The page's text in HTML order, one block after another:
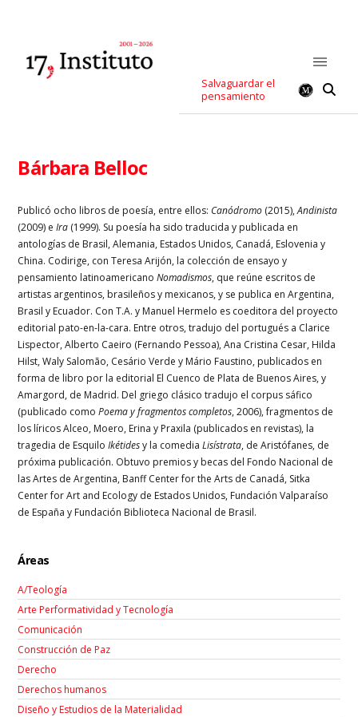
Salvaguardar el
pensamiento
Bárbara Belloc
Publicó ocho libros de poesía, entre ellos: Canódromo (2015),Andinista
(2009) eIra (1999). Su poesía ha sido traducida y publicada en
antologías de Brasil, Alemania, Estados Unidos, Canadá, Eslovenia y
China. Codirige, con Teresa Arijón, la colección de ensayo y
pensamiento latinoamericanoNomadismos, que reúne escritos de
artistas argentinos, brasileños y mexicanos, y se publica en Argentina,
Brasil y Ecuador. Con T.A. y Manuel Hermelo es coeditora del proyecto
editorial pato-en-la-cara. Entre otros, tradujo del portugués a Clarice
Lispector, Alberto Caeiro (Fernando Pessoa), Ana Cristina Cesar, Hilda
Hilst, Waly Salomão, Cesário Verde y Mário Faustino, publicados en
forma de libro por la editorial El Cuenco de Plata de Buenos Aires, y
Amargord, de Madrid. Del griego clásico tradujo el corpus sáfico
(publicado comoPoema y fragmentos completos, 2006), fragmentos de
los líricos Alceo, Moero, Erina y Praxila (publicados en revistas), la
tragedia de EsquiloIkétidesy la comediaLisístrata, de Aristófanes, de
próxima publicación. Obtuvo premios y becas del Fondo Nacional de
las Artes de Argentina, Banff Center for the Arts de Canadá, Sitka
Center for Art and Ecology de Estados Unidos, Fundación Valparaíso
de España y Fundación Biblioteca Nacional de Brasil.
Áreas
A/Teología
Arte Performatividad y Tecnología
Comunicación
Construcción de Paz
Derecho
Derechos humanos
Diseño y Estudios de la Materialidad